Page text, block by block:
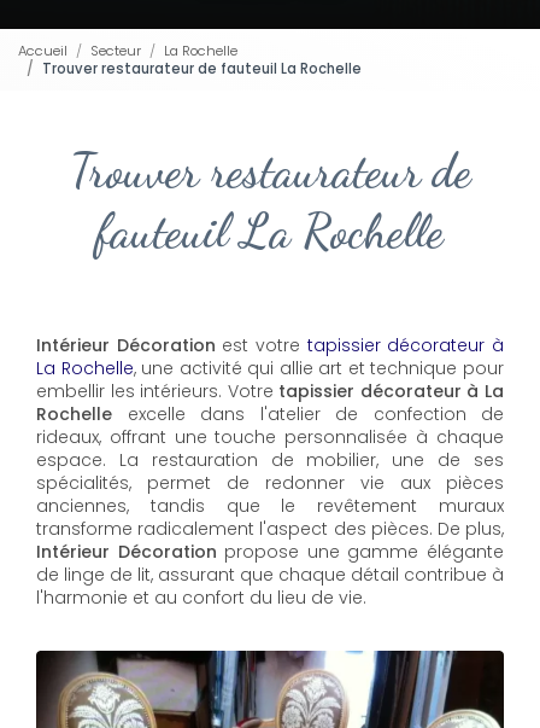
Accueil Secteur
La Rochelle
Trouver restaurateur de fauteuil La Rochelle
Trouver restaurateur de
fauteuil La Rochelle
Intérieur Décoration est votre tapissier décorateur à
La Rochelle, une activité qui allie art et technique pour
embellir les intérieurs. Votre tapissier décorateur à La
Rochelle excelle dans l'atelier de confection de
rideaux, offrant une touche personnalisée à chaque
espace. La restauration de mobilier, une de ses
spécialités, permet de redonner vie aux pièces
anciennes, tandis que le revêtement muraux
transforme radicalement l'aspect des pièces. De plus,
Intérieur Décoration propose une gamme élégante
de linge de lit, assurant que chaque détail contribue à
l'harmonie et au confort du lieu de vie.